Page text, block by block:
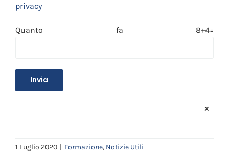
privacy
Quanto fa 8+4=
×
1 Luglio 2020 | Formazione, Notizie Utili